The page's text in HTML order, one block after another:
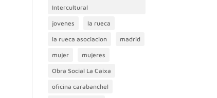
Intercultural
jovenes la rueca
la rueca asociacion madrid
mujer mujeres
Obra Social La Caixa
oficina carabanchel